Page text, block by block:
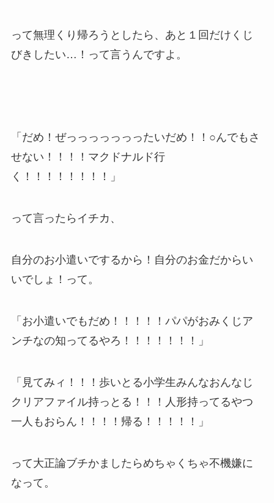
って無理くり帰ろうとしたら、あと１回だけくじ
びきしたい…！って言うんですよ。
「だめ！ぜっっっっっっったいだめ！！○んでもさ
せない！！！！マクドナルド行
く！！！！！！！！」
って言ったらイチカ、
自分のお小遣いでするから！自分のお金だからい
いでしょ！って。
「お小遣いでもだめ！！！！！パパがおみくじア
ンチなの知ってるやろ！！！！！！！」
「見てみィ！！！歩いとる小学生みんなおんなじ
クリアファイル持っとる！！！人形持ってるやつ
一人もおらん！！！！帰る！！！！！」
って大正論ブチかましたらめちゃくちゃ不機嫌に
なって。